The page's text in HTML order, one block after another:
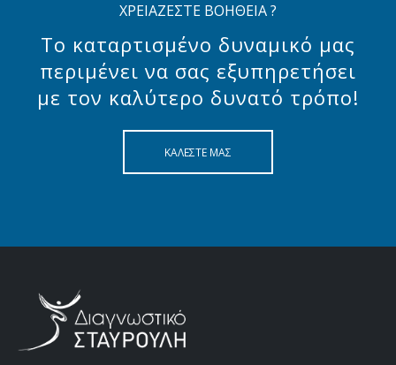
ΧΡΕΙΑΖΕΣΤΕ ΒΟΗΘΕΙΑ ?
Το καταρτισμένο δυναμικό μας
περιμένει να σας εξυπηρετήσει
με τον καλύτερο δυνατό τρόπο!
ΚΑΛΕΣΤΕ ΜΑΣ